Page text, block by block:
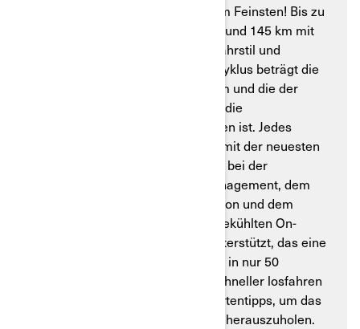
Das ist städtische Autonomie vom Feinsten! Bis zu
160 km Reichweite mit der Pulse und 145 km mit
der Origin in der Stadt, je nach Fahrstil und
Bedingungen. Mit dem WMTC*-Zyklus beträgt die
Reichweite der Pulse rund 130 km und die der
Origin 115 km, was vor allem auf die
Geländegängigkeit zurückzuführen ist. Jedes
Elektromotorrad von Can-Am ist mit der neuesten
Technologie ausgestattet, die Sie bei der
Routenplanung, dem Batteriemanagement, dem
Auffinden der nächsten Ladestation und dem
branchenführenden flüssigkeitsgekühlten On-
Board-Ladegerät von Can-Am unterstützt, das eine
Schnellladung von 20 % auf 80 % in nur 50
Minuten ermöglicht, damit Sie schneller losfahren
können. Befolgen Sie diese Expertentipps, um das
Beste aus Ihrem Elektrofahrzeug herauszuholen.